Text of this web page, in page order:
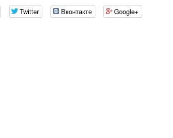
Twitter Вконтакте Google+